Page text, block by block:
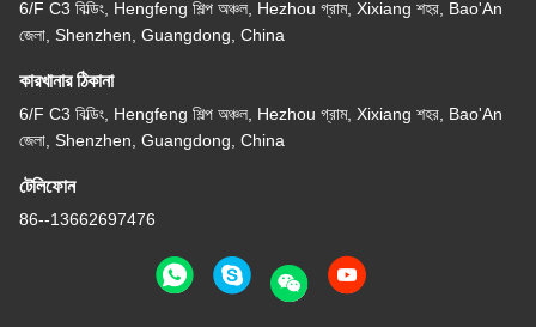
6/F C3 বিল্ডিং, Hengfeng শিল্প অঞ্চল, Hezhou গ্রাম, Xixiang শহর, Bao'An
জেলা, Shenzhen, Guangdong, China
কারখানার ঠিকানা
6/F C3 বিল্ডিং, Hengfeng শিল্প অঞ্চল, Hezhou গ্রাম, Xixiang শহর, Bao'An
জেলা, Shenzhen, Guangdong, China
টেলিফোন
86--13662697476